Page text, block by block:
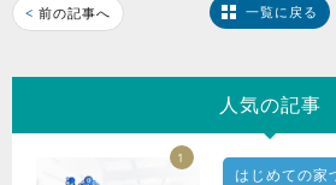
< 前の記事へ 一覧に戻る
人気の記事
1
はじめての家